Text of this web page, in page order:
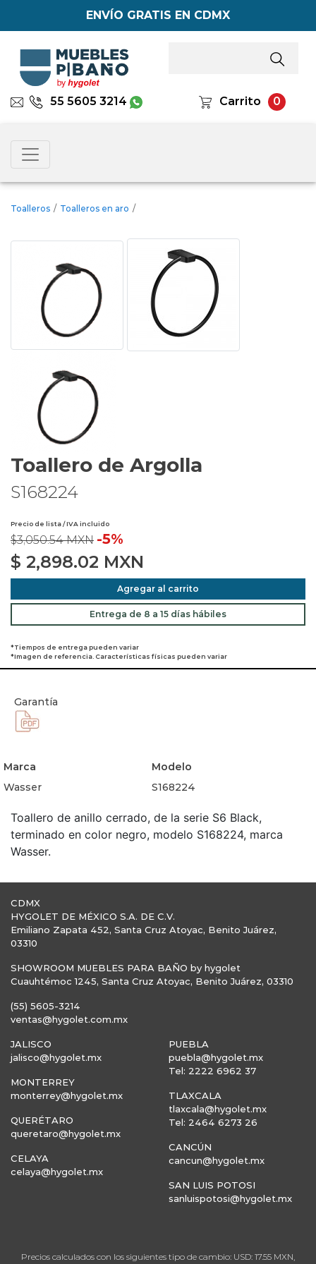
ENVÍO GRATIS EN CDMX
55 5605 3214 Carrito 0
Toalleros / Toalleros en aro /
Toallero de Argolla
S168224
Precio de lista / IVA incluido
$3,050.54 MXN -5%
$ 2,898.02 MXN
Agregar al carrito
Entrega de 8 a 15 días hábiles
*Tiempos de entrega pueden variar
*Imagen de referencia. Características físicas pueden variar
Garantía
Marca
Modelo
Wasser
S168224
Toallero de anillo cerrado, de la serie S6 Black,
terminado en color negro, modelo S168224, marca
Wasser.
CDMX
HYGOLET DE MÉXICO S.A. DE C.V.
Emiliano Zapata 452, Santa Cruz Atoyac, Benito Juárez,
03310
SHOWROOM MUEBLES PARA BAÑO by hygolet
Cuauhtémoc 1245, Santa Cruz Atoyac, Benito Juárez, 03310
(55) 5605-3214
ventas@hygolet.com.mx
JALISCO
jalisco@hygolet.mx
MONTERREY
monterrey@hygolet.mx
QUERÉTARO
queretaro@hygolet.mx
CELAYA
celaya@hygolet.mx
PUEBLA
puebla@hygolet.mx
Tel: 2222 6962 37
TLAXCALA
tlaxcala@hygolet.mx
Tel: 2464 6273 26
CANCÚN
cancun@hygolet.mx
SAN LUIS POTOSI
sanluispotosi@hygolet.mx
Precios calculados con los siguientes tipo de cambio: USD: 17.55 MXN,